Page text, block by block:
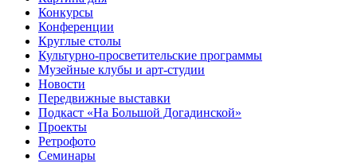
Конкурсы
Конференции
Круглые столы
Культурно-просветительские программы
Музейные клубы и арт-студии
Новости
Передвижные выставки
Подкаст «На Большой Догадинской»
Проекты
Ретрофото
Семинары